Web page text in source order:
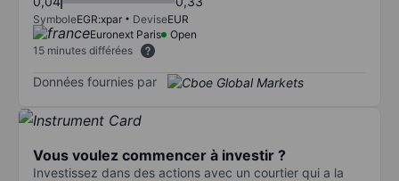
SymboleEGR:xpar DeviseEUR
Euronext Paris
Open
15 minutes différées
Données fournies par
Vous voulez commencer à investir ?
Investissez dans des actions avec un courtier qui a la